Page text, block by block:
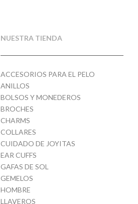
NUESTRA TIENDA
ACCESORIOS PARA EL PELO
ANILLOS
BOLSOS Y MONEDEROS
BROCHES
CHARMS
COLLARES
CUIDADO DE JOYITAS
EAR CUFFS
GAFAS DE SOL
GEMELOS
HOMBRE
LLAVEROS